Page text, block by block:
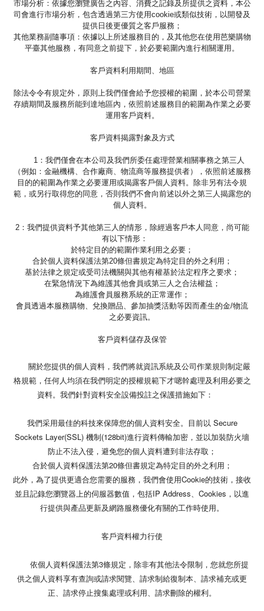
市場分析：依據您瀏覽廣告之內容、消費之記錄及所提供之資料，本公
司會進行市場分析，包含透過第三方使用cookie或類似技術，以開發及
提供日後更優質之客戶服務；
其他業務副隨事項：依據以上所述服務目的，及其他您在使用芭樂購物
平臺其他服務，有同意之前提下，於必要範圍內進行相關運用。
客戶資料利用期間、地區
除法令令有規定外，原則上我們僅會給予您授權的範圍，於本公司營業
存續期間及服務所能到達地區內，依照前述服務目的範圍為作業之必要
運用客戶資料。
客戶資料揭露對象及方式
1：我們僅會在本公司及我們所委任處理營業相關事務之第三人
（例如：金融機構、合作廠商、物流商等服務提供者），依照前述服務
目的的範圍為作業之必要運用或揭露客戶個人資料。除非另有法令規
範，或另行取得您的同意，否則我們不會向前述以外之第三人揭露您的
個人資料。
2：我們提供資料予其他第三人的情形，除經過客戶本人同意，尚可能
有以下情形：
於特定目的的範圍作業利用之必要；
合於個人資料保護法第20條但書規定為特定目的外之利用；
基於法律之規定或受司法機關與其他有權基於法定程序之要求；
在緊急情況下為維護其他會員或第三人之合法權益；
為維護會員服務系統的正常運作；
會員透過本服務購物、兌換贈品、參加抽獎活動等因而產生的金/物流
之必要資訊。
客戶資料儲存及保管
關於您提供的個人資料，我們將就資訊系統及公司作業規則制定嚴
格規範，任何人均須在我們明定的授權規範下才嗯幹處理及利用必要之
資料。我們針對資料安全設備投註之保護措施如下：
我們采用最佳的科技來保障您的個人資料安全。目前以 Secure
Sockets Layer(SSL) 機制(128bit)進行資料傳輸加密，並以加裝防火墻
防止不法入侵，避免您的個人資料遭到非法存取；
合於個人資料保護法第20條但書規定為特定目的外之利用；
此外，為了提供更適合您需要的服務，我們會使用Cookie的技術，接收
並且記錄您瀏覽器上的伺服器數值，包括IP Address、Cookies，以進
行提供與產品更新及網路服務優化有關的工作時使用。
客戶資料權力行使
依個人資料保護法第3條規定，除非有其他法令限制，您就您所提
供之個人資料享有查詢或請求閱覽、請求制給復制本、請求補充或更
正、請求停止搜集處理或利用、請求刪除的權利。